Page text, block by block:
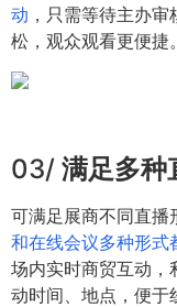
动 ，只需等待主办
松，观众观看更便捷。
03/ 满足多种
可满足展商不同直播
和在线会议多种形式
场内实时商贸互动，
动时间、地点，便于